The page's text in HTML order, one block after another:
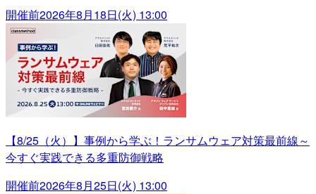
開催前2026年8月18日(火) 13:00
【8/25（火）】事例から学ぶ！ランサムウェア対策最前線～
今すぐ実践できる多重防御戦略
開催前2026年8月25日(火) 13:00